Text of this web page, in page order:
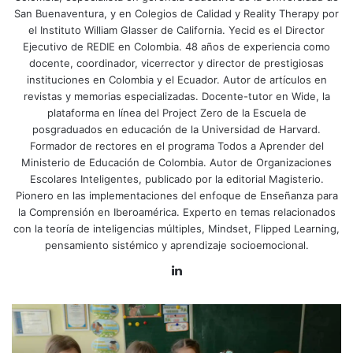
culturas no cambian cuando se diagnostican, sino cuando
se reencuentran con lo que les da vida. En una escuela,
esto puede significar reemplazar la obsesión por los
indicadores y los KPI´s por la búsqueda del relato
compartido de por qué educamos. Cuando las
conversaciones al interior de las escuelas se orientan a
descubrir fortalezas, la organización comienza a
reconocerse a sí misma como comunidad, y esa
autopercepción genera energía: el cambio como acto
generoso de gratitud.
Heifetz (1994) llamó a este fenómeno “liderazgo
adaptativo”: la capacidad de sostener la tensión del cambio
nace del carisma ni del control, sino de lo que Goleman y
Boyatzis (2019) llamaron inteligencia emocional: la
San Buenaventura, y en Colegios de Calidad y Reality Therapy por
el Instituto William Glasser de California. Yecid es el Director
Ejecutivo de REDIE en Colombia. 48 años de experiencia como
docente, coordinador, vicerrector y director de prestigiosas
instituciones en Colombia y el Ecuador. Autor de artículos en
revistas y memorias especializadas. Docente-tutor en Wide, la
plataforma en línea del Project Zero de la Escuela de
posgraduados en educación de la Universidad de Harvard.
Formador de rectores en el programa Todos a Aprender del
Ministerio de Educación de Colombia. Autor de Organizaciones
Escolares Inteligentes, publicado por la editorial Magisterio.
Pionero en las implementaciones del enfoque de Enseñanza para
la Comprensión en Iberoamérica. Experto en temas relacionados
con la teoría de inteligencias múltiples, Mindset, Flipped Learning,
pensamiento sistémico y aprendizaje socioemocional.